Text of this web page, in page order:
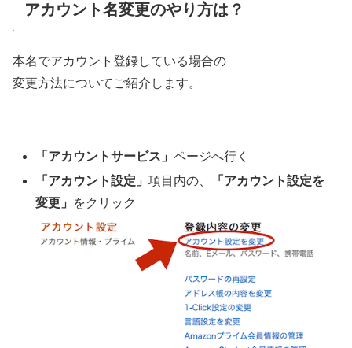
アカウント名変更のやり方は？
本名でアカウント登録している場合の
変更方法についてご紹介します。
「アカウントサービス」ページへ行く
「アカウント設定」項目内の、
「アカウント設定を
変更」
をクリック